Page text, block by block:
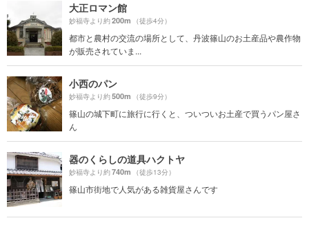
大正ロマン館
妙福寺より約200m （徒歩4分）
都市と農村の交流の場所として、丹波篠山のお土産品や農作物
が販売されていま...
小西のパン
妙福寺より約500m （徒歩9分）
篠山の城下町に旅行に行くと、ついついお土産で買うパン屋さ
ん
器のくらしの道具ハクトヤ
妙福寺より約740m （徒歩13分）
篠山市街地で人気がある雑貨屋さんです